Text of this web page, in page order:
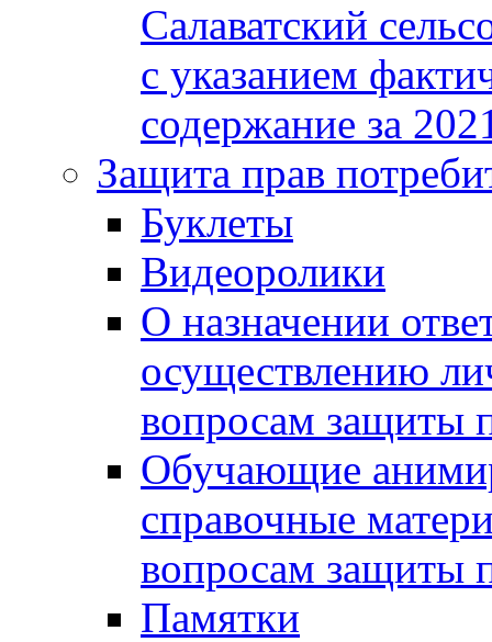
Салаватский
с указанием
содержание за
Защита прав
Буклеты
Видеоролики
О назначении
осуществлению
вопросам защиты
Обучающие
справочные
вопросам защиты
Памятки